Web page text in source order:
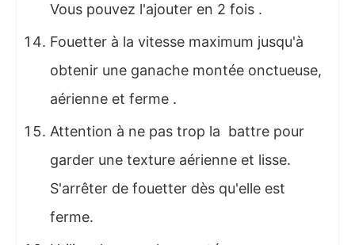
Vous pouvez l'ajouter en 2 fois .
Fouetter à la vitesse maximum jusqu'à
obtenir une ganache montée onctueuse,
aérienne et ferme .
Attention à ne pas trop la battre pour
garder une texture aérienne et lisse.
S'arrêter de fouetter dès qu'elle est
ferme.